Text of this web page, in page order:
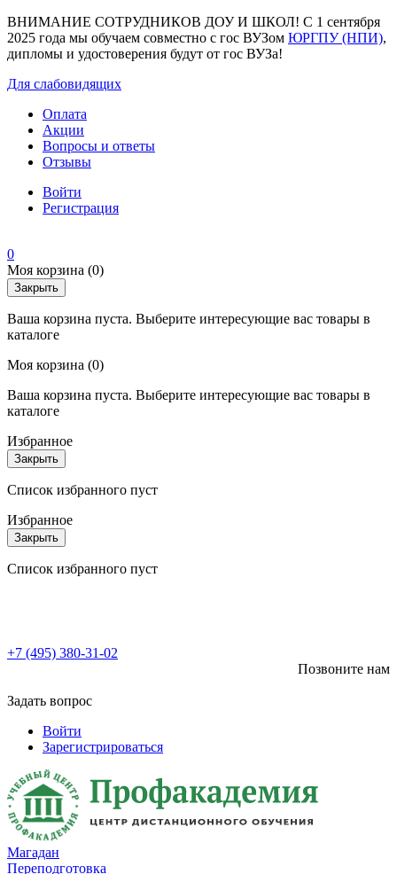
ВНИМАНИЕ СОТРУДНИКОВ ДОУ И ШКОЛ! С 1 сентября
2025 года мы обучаем совместно с гос ВУЗом ЮРГПУ (НПИ),
дипломы и удостоверения будут от гос ВУЗа!
Для слабовидящих
Оплата
Акции
Вопросы и ответы
Отзывы
Войти
Регистрация
0
Моя корзина (0)
Закрыть
Ваша корзина пуста. Выберите интересующие вас товары в
каталоге
Моя корзина (0)
Ваша корзина пуста. Выберите интересующие вас товары в
каталоге
Избранное
Закрыть
Список избранного пуст
Избранное
Закрыть
Список избранного пуст
+7 (495) 380-31-02
Позвоните нам
Задать вопрос
Войти
Зарегистрироваться
Магадан
Переподготовка